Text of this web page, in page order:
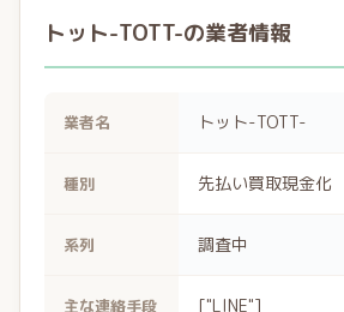
トット-TOTT-の業者情報
業者名 トット-TOTT-
種別 先払い買取現金化
系列 調査中
主な連絡手段 ["LINE"]